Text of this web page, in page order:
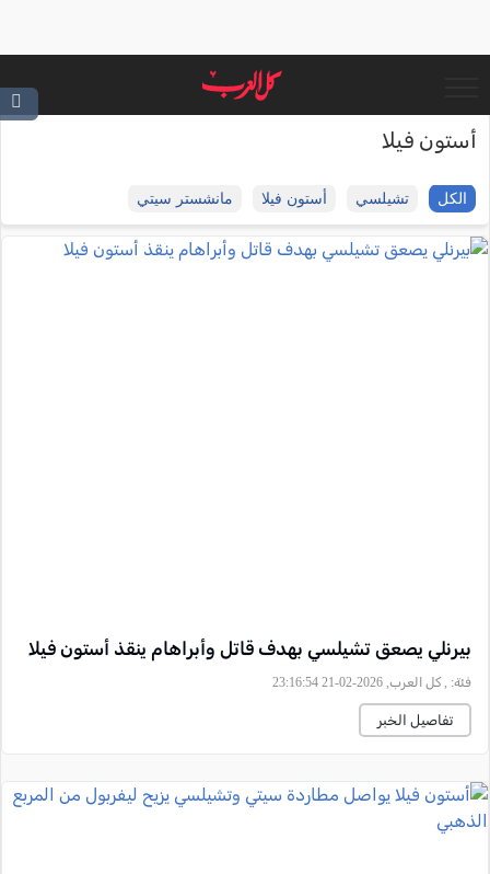
أستون فيلا
الكل تشيلسي أستون فيلا مانشستر سيتي
بيرنلي يصعق تشيلسي بهدف قاتل وأبراهام ينقذ أستون فيلا
فئة: , كل العرب, 2026-02-21 23:16:54
تفاصيل الخبر